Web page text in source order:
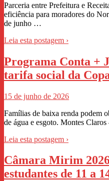
Parceria entre Prefeitura e
eficiência para moradores do
de junho …
Leia esta postagem ›
Programa Conta +
tarifa social da
15 de junho de 2026
Famílias de baixa renda podem
de água e esgoto. Montes
Leia esta postagem ›
Câmara Mirim
estudantes de 11 a